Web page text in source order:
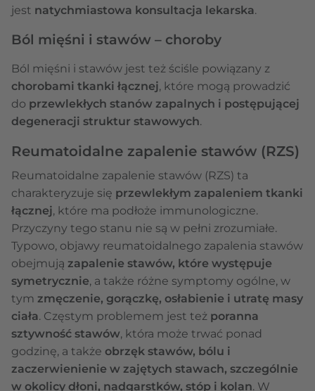
jest natychmiastowa konsultacja lekarska.
Ból mięśni i stawów – choroby
Ból mięśni i stawów jest też ściśle powiązany z
chorobami tkanki łącznej, które mogą prowadzić
do przewlekłych stanów zapalnych i postępującej
degeneracji struktur stawowych.
Reumatoidalne zapalenie stawów (RZS)
Reumatoidalne zapalenie stawów (RZS) ta
charakteryzuje się przewlekłym zapaleniem tkanki
łącznej, które ma podłoże immunologiczne.
Przyczyny tego stanu nie są w pełni zrozumiałe.
Typowo, objawy reumatoidalnego zapalenia stawów
obejmują zapalenie stawów, które występuje
symetrycznie, a także różne symptomy ogólne, w
tym zmęczenie, gorączkę, osłabienie i utratę masy
ciała. Częstym problemem jest też poranna
sztywność stawów, która może trwać ponad
godzinę, a także obrzęk stawów, bólu i
zaczerwienienie w zajętych stawach, szczególnie
w okolicy dłoni, nadgarstków, stóp i kolan. W